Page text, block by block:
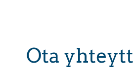
Ota